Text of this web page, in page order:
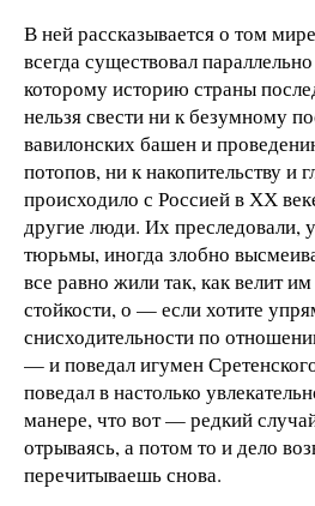
В ней рассказывается о том
всегда существовал
которому историю страны
нельзя свести ни к безумному
вавилонских башен и
потопов, ни к накопительству и
происходило с Россией в ХХ
другие люди. Их преследовали,
тюрьмы, иногда злобно
все равно жили так, как велит
стойкости, о — если хотите
снисходительности по
— и поведал игумен
поведал в настолько
манере, что вот — редкий
отрываясь, а потом то и дело
перечитываешь снова.